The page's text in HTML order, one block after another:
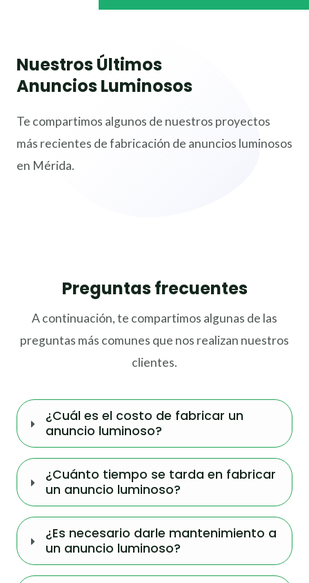
Nuestros Últimos
Anuncios Luminosos
Te compartimos algunos de nuestros proyectos
más recientes de fabricación de anuncios luminosos
en Mérida.
Preguntas frecuentes
A continuación, te compartimos algunas de las
preguntas más comunes que nos realizan nuestros
clientes.
¿Cuál es el costo de fabricar un
anuncio luminoso?
¿Cuánto tiempo se tarda en fabricar
un anuncio luminoso?
¿Es necesario darle mantenimiento a
un anuncio luminoso?